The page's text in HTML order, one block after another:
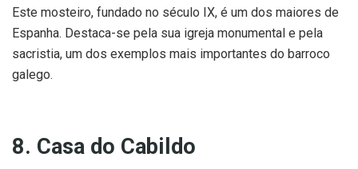
Este mosteiro, fundado no século IX, é um dos maiores de
Espanha. Destaca-se pela sua igreja monumental e pela
sacristia, um dos exemplos mais importantes do barroco
galego.
8. Casa do Cabildo